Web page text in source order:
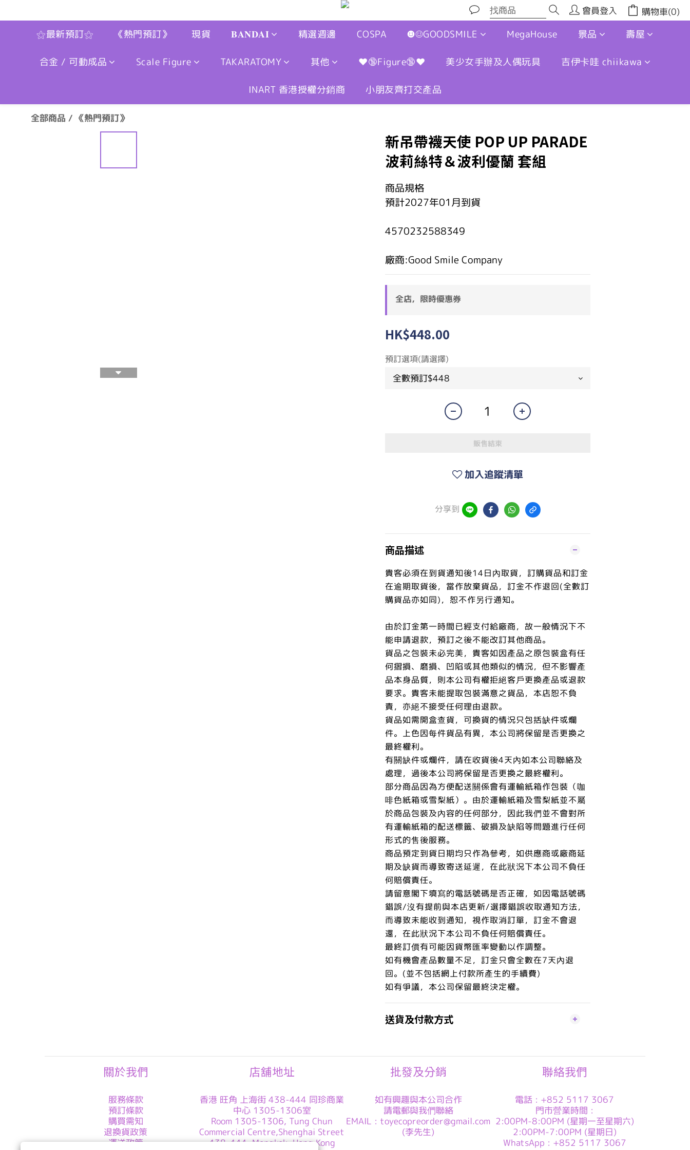
會員登入 購物車(0)
⚝最新預訂⚝ 《熱門預訂》 現貨 𝐁𝐀𝐍𝐃𝐀𝐈 精選週邊 COSPA ☻☺GOODSMILE MegaHouse 景品 壽屋
合金 / 可動成品 Scale Figure TAKARATOMY 其他 ❤🔞Figure🔞❤ 美少女手辦及人偶玩具 吉伊卡哇 chiikawa
INART 香港授權分銷商 小朋友齊打交產品
全部商品 / 《熱門預訂》
新吊帶襪天使 POP UP PARADE
波莉絲特＆波利優蘭 套組
商品規格
預計2027年01月到貨
4570232588349
廠商:Good Smile Company
全店，限時優惠券
HK$448.00
預訂選項(請選擇)
販售結束
加入追蹤清單
分享到
商品描述
貴客必須在到貨通知後14日內取貨，訂購貨品和訂金
在逾期取貨後，當作放棄貨品，訂金不作退回(全數訂
購貨品亦如同)，恕不作另行通知。
由於訂金第一時間已經支付給廠商，故一般情況下不
能申請退款，預訂之後不能改訂其他商品。
貨品之包裝未必完美，貴客如因產品之原包裝盒有任
何摺損、磨損、凹陷或其他類似的情況，但不影響產
品本身品質，則本公司有權拒絕客戶更換產品或退款
要求。貴客未能提取包裝滿意之貨品，本店恕不負
責，亦絕不接受任何理由退款。
貨品如需開盒查貨，可換貨的情況只包括缺件或爛
件。上色因每件貨品有異，本公司將保留是否更換之
最終權利。
有關缺件或爛件，請在收貨後4天內如本公司聯絡及
處理，過後本公司將保留是否更換之最終權利。
部分商品因為方便配送關係會有運輸紙箱作包裝（咖
啡色紙箱或雪梨紙）。由於運輸紙箱及雪梨紙並不屬
於商品包裝及內容的任何部分，因此我們並不會對所
有運輸紙箱的配送標籤、破損及缺陷等問題進行任何
形式的售後服務。
商品預定到貨日期均只作為參考，如供應商或廠商延
期及缺貨而導致寄送延遲，在此狀況下本公司不負任
何賠償責任。
請留意閣下填寫的電話號碼是否正確，如因電話號碼
錯誤/沒有提前與本店更新/選擇錯誤收取通知方法，
而導致未能收到通知，視作取消訂單，訂金不會退
還，在此狀況下本公司不負任何賠償責任。
最終訂價有可能因貨幣匯率變動以作調整。
如有機會產品數量不足，訂金只會全數在7天內退
回。(並不包括網上付款所產生的手續費)
如有爭議，本公司保留最終決定權。
送貨及付款方式
關於我們
服務條款
預訂條款
購買需知
退換貨政策
運送政策
店舖地址
香港 旺角 上海街 438-444 同珍商業
中心 1305-1306室
Room 1305-1306, Tung Chun
Commercial Centre,Shenghai Street
438-444, Mongkok ,Hong Kong
批發及分銷
如有興趣與本公司合作
請電郵與我們聯絡
EMAIL : toyecopreorder@gmail.com
(李先生)
聯絡我們
電話 : +852 5117 3067
門市營業時間 :
2:00PM-8:00PM (星期一至星期六)
2:00PM-7:00PM (星期日)
WhatsApp : +852 5117 3067